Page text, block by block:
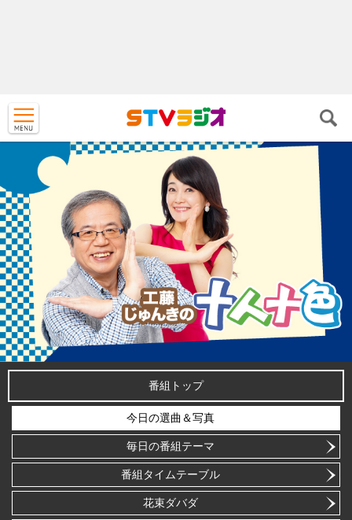
番組トップ
今日の選曲＆写真
毎日の番組テーマ
番組タイムテーブル
花束ダバダ